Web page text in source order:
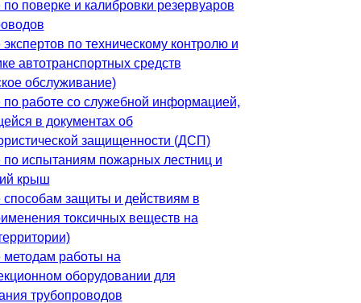
поверке и калибровки резервуаров
по техническому контролю и
автотранспортных средств
обслуживание)
работе со служебной информацией,
в документах об
защищенности (ДСП)
испытаниям пожарных лестниц и
крыш
защиты и действиям в
токсичных веществ на
методам работы на
оборудовании для
трубопроводов